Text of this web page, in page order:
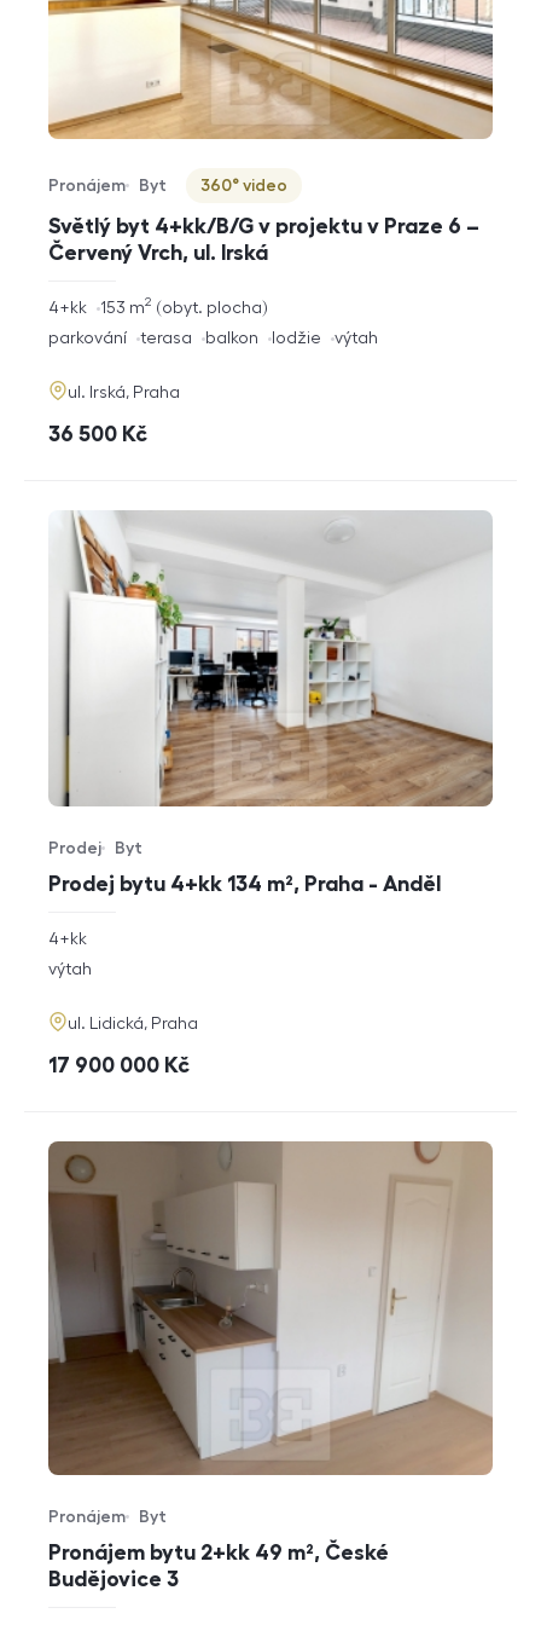
Světlý byt 4+kk/B/G v projektu v Praze 6 –
Červený Vrch, ul. Irská
Typ nabídky
Pronájem
Typ nemovitosti
Byt
Virtuální prohlídka
360° video
rozměry
dispozice
4+kk obyt. plocha
153 m2
funkce
parkování terasa balkon lodžie výtah
adresa
ul. Irská, Praha
cena
36 500 Kč
Prodej bytu 4+kk 134 m², Praha - Anděl
Typ nabídky
Prodej
Typ nemovitosti
Byt
rozměry
4+kk
funkce
výtah
adresa
ul. Lidická, Praha
cena
17 900 000 Kč
Pronájem bytu 2+kk 49 m², České
Budějovice 3
Typ nabídky
Pronájem
Typ nemovitosti
Byt